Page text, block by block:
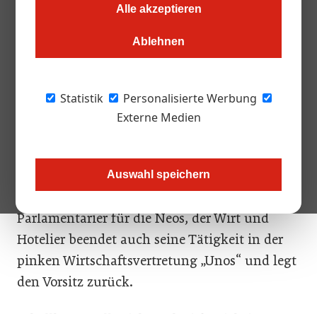
Alle akzeptieren
Ablehnen
Statistik
Personalisierte Werbung
Externe Medien
Auswahl speichern
Der Gastronom und Hotelier legt seine Funktionen im
Nationalrat sowie in der Wirtschaftsvertretung der Neos
der Gründe für seinen Rückzug.
zurück und will sich wieder zur Gänze seiner
unternehmerischen Tätigkeit widmen. Sein
Parlamentarier für die Neos, der Wirt und
Hotelier beendet auch seine Tätigkeit in der
pinken Wirtschaftsvertretung „Unos“ und legt
den Vorsitz zurück.